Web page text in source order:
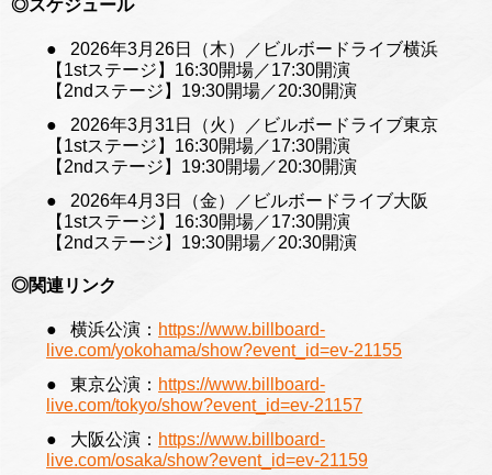
◎スケジュール
2026年3月26日（木）／ビルボードライブ横浜
【1stステージ】16:30開場／17:30開演
【2ndステージ】19:30開場／20:30開演
2026年3月31日（火）／ビルボードライブ東京
【1stステージ】16:30開場／17:30開演
【2ndステージ】19:30開場／20:30開演
2026年4月3日（金）／ビルボードライブ大阪
【1stステージ】16:30開場／17:30開演
【2ndステージ】19:30開場／20:30開演
◎関連リンク
横浜公演： https://www.billboard-
live.com/yokohama/show?event_id=ev-21155
東京公演： https://www.billboard-
live.com/tokyo/show?event_id=ev-21157
大阪公演： https://www.billboard-
live.com/osaka/show?event_id=ev-21159